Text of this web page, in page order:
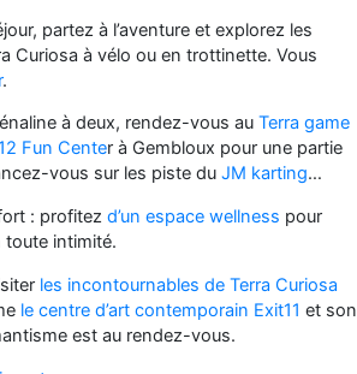
partez à l’aventure et explorez les
Curiosa à vélo ou en trottinette. Vous
.
à deux, rendez-vous au Terra game
Fun Center à Gembloux pour une partie
vous sur les piste du JM karting…
: profitez d’un espace wellness pour
toute intimité.
les incontournables de Terra Curiosa
le centre d’art contemporain Exit11 et son
est au rendez-vous.